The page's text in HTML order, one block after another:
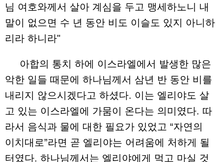
님 여호와께서 살아 계심을 두고 맹세하노니 내
말이 없으면 수 년 동안 비도 이슬도 있지 아니하
리라 하니라"
아합의 통치 하에 이스라엘에서 발생한 많은
악한 일들 때문에 하나님께서 삼년 반 동안 비를
내리지 않으시겠다고 하셨다. 이는 엘리야도 살
고 있는 이스라엘에 가뭄이 온다는 의미였다. 따
라서 음식과 물에 대한 필요가 있었고 “자연의
이치대로”라면 곧 엘리야는 어려움에 처하게 될
터였다. 하나님께서는 엘리야에게 먹고 마실 것